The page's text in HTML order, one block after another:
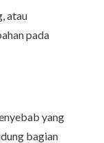
atau
pada
yang
bagian